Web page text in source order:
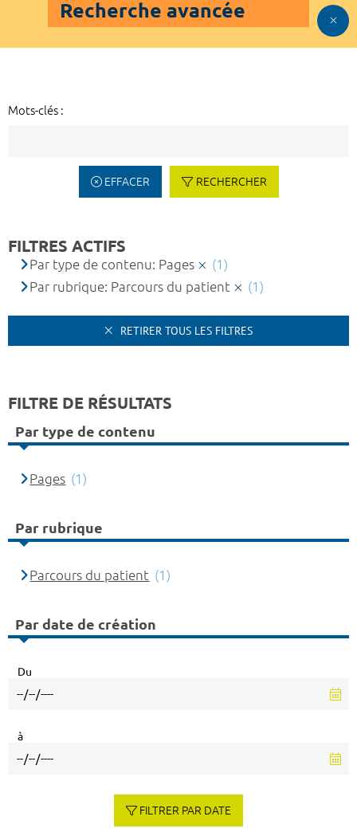
Recherche avancée
Mots-clés :
EFFACER RECHERCHER
FILTRES ACTIFS
Par type de contenu: Pages
(1)
Par rubrique: Parcours du patient
(1)
RETIRER TOUS LES FILTRES
FILTRE DE RÉSULTATS
Par type de contenu
Pages (1)
Par rubrique
Parcours du patient (1)
Par date de création
Du
à
FILTRER PAR DATE